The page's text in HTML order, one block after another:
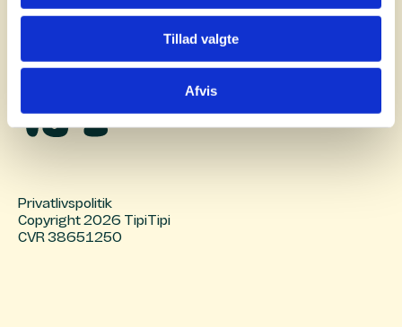
Tillad valgte
Afvis
Privatlivspolitik
Copyright 2026 TipiTipi
CVR 38651250